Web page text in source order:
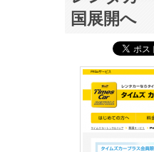
国展開へ